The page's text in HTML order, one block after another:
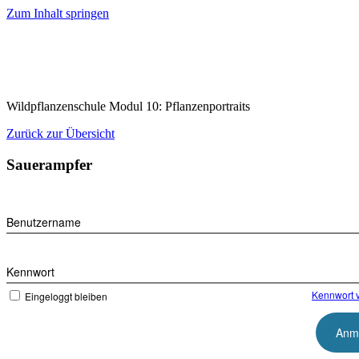
Zum Inhalt springen
Wildpflanzenschule Modul 10: Pflanzenportraits
Zurück zur Übersicht
Sauerampfer
Benutzername
Kennwort
Eingeloggt bleiben Kennwort